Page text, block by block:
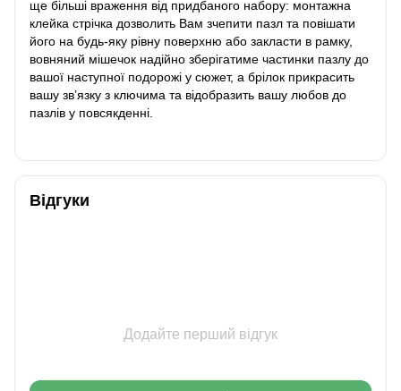
ще більші враження від придбаного набору: монтажна
клейка стрічка дозволить Вам зчепити пазл та повішати
його на будь-яку рівну поверхню або закласти в рамку,
вовняний мішечок надійно зберігатиме частинки пазлу до
вашої наступної подорожі у сюжет, а брілок прикрасить
вашу зв’язку з ключима та відобразить вашу любов до
пазлів у повсякденні.
Відгуки
Додайте перший відгук